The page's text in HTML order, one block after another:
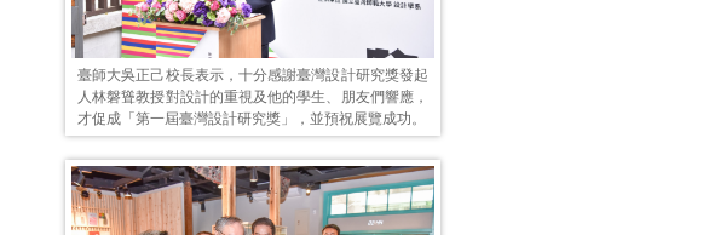
臺師大吳正己校長表示，十分感謝臺灣設計研究獎發起
人林磐聳教授對設計的重視及他的學生、朋友們響應，
才促成「第一屆臺灣設計研究獎」，並預祝展覽成功。